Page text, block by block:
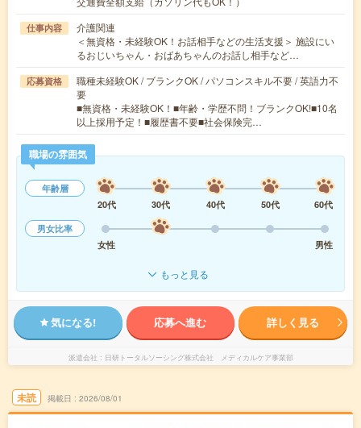
仕事内容
介護関連
＜無資格・未経験OK！お話相手などの生活支援＞ 施設にい
るおじいちゃん・おばあちゃんのお話し相手など…
応募資格
職種未経験OK / ブランクOK / パソコンスキル不要 / 英語力不
要
■無資格・未経験OK！■年齢・学歴不問！ブランクOK!■10名
以上採用予定！■履歴書不要■社会保険完…
職場の雰囲気
年齢層
20代
30代 40代 50代
60代
男女比率
女性
男性
もっと見る
気になる! 応募へ進む 詳しく見る
派遣会社 日研トータルソーシング株式会社 メディカルケア事業部
未読 掲載日 2026/08/01